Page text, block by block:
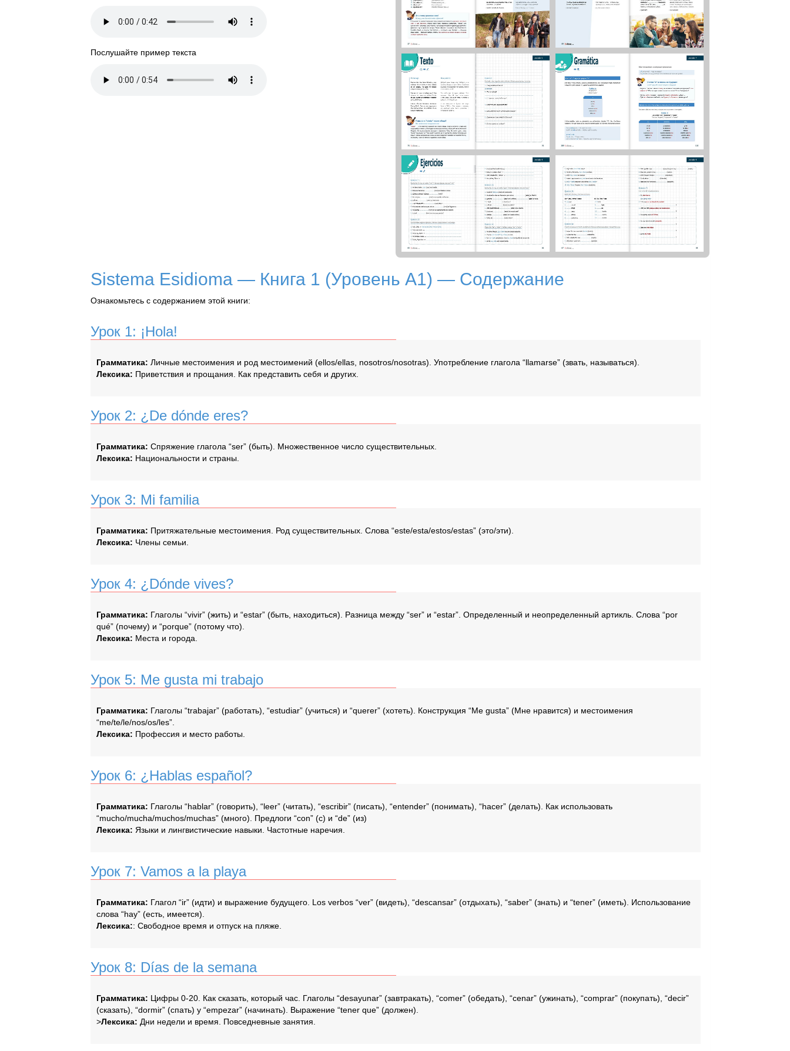
Послушайте пример текста
Sistema Esidioma — Книга 1 (Уровень A1) — Содержание
Ознакомьтесь с содержанием этой книги:
Урок 1: ¡Hola!
Грамматика: Личные местоимения и род местоимений (ellos/ellas, nosotros/nosotras). Употребление глагола “llamarse” (звать, называться).
Лексика: Приветствия и прощания. Как представить себя и других.
Урок 2: ¿De dónde eres?
Грамматика: Спряжение глагола “ser” (быть). Множественное число существительных.
Лексика: Национальности и страны.
Урок 3: Mi familia
Грамматика: Притяжательные местоимения. Род существительных. Слова “este/esta/estos/estas” (это/эти).
Лексика: Члены семьи.
Урок 4: ¿Dónde vives?
Грамматика: Глаголы “vivir” (жить) и “estar” (быть, находиться). Разница между “ser” и “estar”. Определенный и неопределенный артикль. Слова “por
qué” (почему) и “porque” (потому что).
Лексика: Места и города.
Урок 5: Me gusta mi trabajo
Грамматика: Глаголы “trabajar” (работать), “estudiar” (учиться) и “querer” (хотеть). Конструкция “Me gusta” (Мне нравится) и местоимения
“me/te/le/nos/os/les”.
Лексика: Профессия и место работы.
Урок 6: ¿Hablas español?
Грамматика: Глаголы “hablar” (говорить), “leer” (читать), “escribir” (писать), “entender” (понимать), “hacer” (делать). Как использовать
“mucho/mucha/muchos/muchas” (много). Предлоги “con” (с) и “de” (из)
Лексика: Языки и лингвистические навыки. Частотные наречия.
Урок 7: Vamos a la playa
Грамматика: Глагол “ir” (идти) и выражение будущего. Los verbos “ver” (видеть), “descansar” (отдыхать), “saber” (знать) и “tener” (иметь). Использование
слова “hay” (есть, имеется).
Лексика:: Свободное время и отпуск на пляже.
Урок 8: Días de la semana
Грамматика: Цифры 0-20. Как сказать, который час. Глаголы “desayunar” (завтракать), “comer” (обедать), “cenar” (ужинать), “comprar” (покупать), “decir”
(сказать), “dormir” (спать) y “empezar” (начинать). Выражение “tener que” (должен).
>Лексика: Дни недели и время. Повседневные занятия.